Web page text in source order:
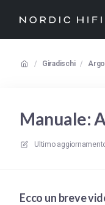
/ Giradischi /
Manuale:
Ultimo
Ecco un breve